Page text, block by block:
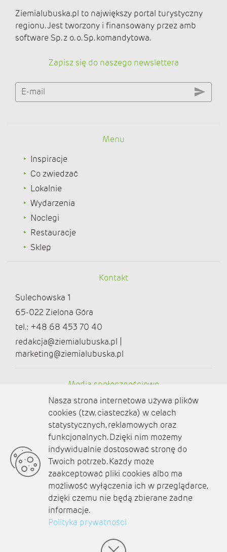
Ziemialubuska.pl to największy portal turystyczny
regionu. Jest tworzony i finansowany przez amb
software Sp. z o. o. Sp. komandytowa.
Zapisz się do naszego newslettera
E-mail
Menu
Inspiracje
Co zwiedzać
Lokalnie
Wydarzenia
Noclegi
Restauracje
Sklep
Kontakt
Sulechowska 1
65-022 Zielona Góra
tel.: +48 68 453 70 40
redakcja@ziemialubuska.pl |
marketing@ziemialubuska.pl
Media społecznościowe
O nas
Kontakt
Polityka prywatności
Aktualności
Zaplanuj podróż
Nasza strona internetowa używa plików
cookies (tzw. ciasteczka) w celach
statystycznych, reklamowych oraz
funkcjonalnych. Dzięki nim możemy
indywidualnie dostosować stronę do
Twoich potrzeb. Każdy może
zaakceptować pliki cookies albo ma
możliwość wyłączenia ich w przeglądarce,
dzięki czemu nie będą zbierane żadne
informacje.
Polityka prywatności